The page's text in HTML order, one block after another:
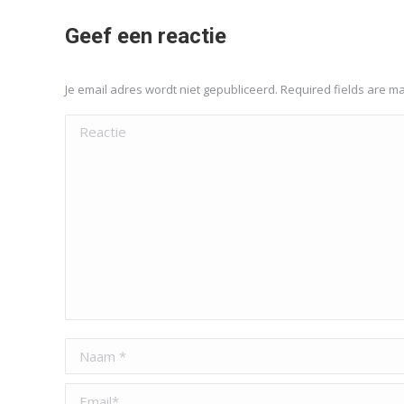
Geef een reactie
Je email adres wordt niet gepubliceerd. Required fields are
Reactie
Naam *
Email *